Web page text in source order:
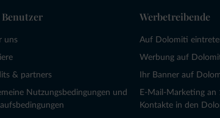
uns
& partners
Nutzungsbedingungen und
Werbetreibende
Auf Dolomiti
Werbung auf
Ihr Banner auf
E-Mail-Marketing an
Kontakte in den